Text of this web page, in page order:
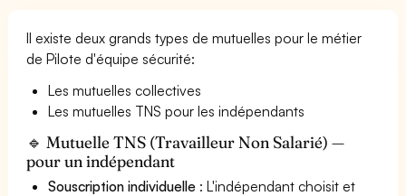
Il existe deux grands types de mutuelles pour le métier
de Pilote d'équipe sécurité:
Les mutuelles collectives
Les mutuelles TNS pour les indépendants
🔹 Mutuelle TNS (Travailleur Non Salarié) —
pour un indépendant
Souscription individuelle : L'indépendant choisit et